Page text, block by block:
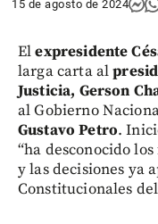
15 de agosto de 2024
Elexpresidente
larga carta al
Justicia, Gerson
al Gobierno
Gustavo Petro.
“ha desconocido
y las decisiones ya
Constitucionales del